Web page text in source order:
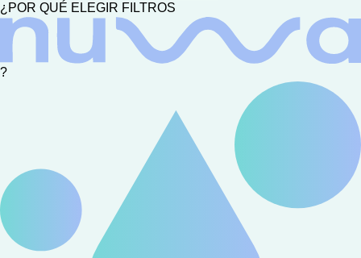
¿POR QUÉ ELEGIR FILTROS
?